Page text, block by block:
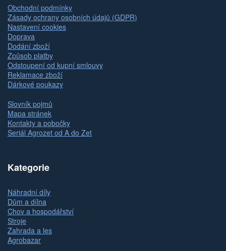
Obchodní podmínky
Zásady ochrany osobních údajů (GDPR)
Nastavení cookies
Doprava
Dodání zboží
Způsob platby
Odstoupení od kupní smlouvy
Reklamace zboží
Dárkové poukazy
Slovník pojmů
Mapa stránek
Kontakty a pobočky
Seriál Agrozet od A do Zet
Kategorie
Náhradní díly
Dům a dílna
Chov a hospodářství
Stroje
Zahrada a les
Agrobazar